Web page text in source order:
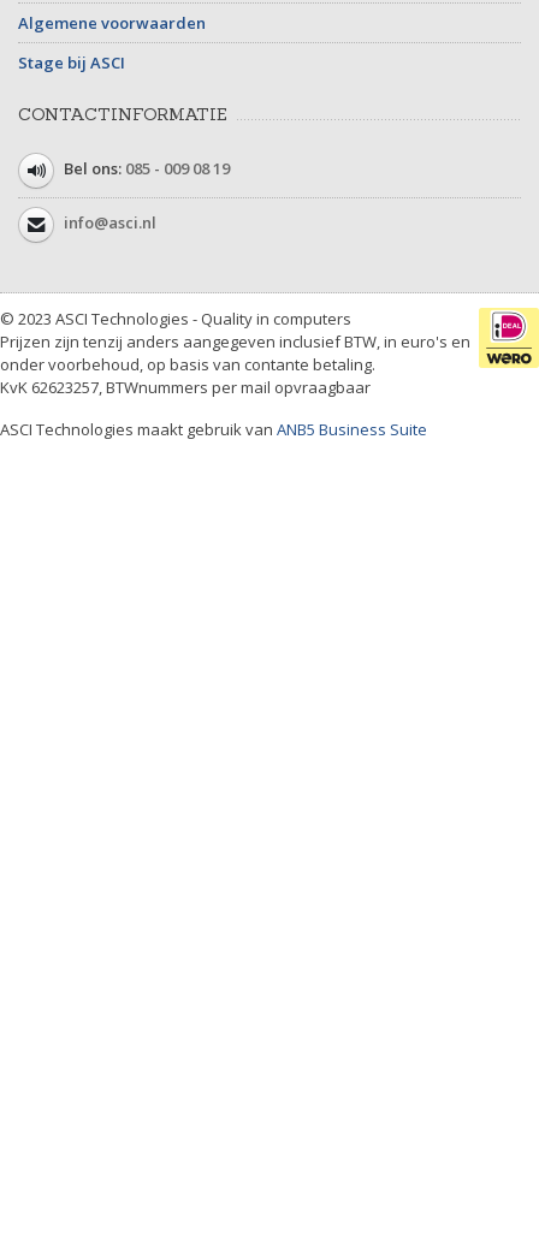
Algemene voorwaarden
Stage bij ASCI
CONTACTINFORMATIE
Bel ons: 085 - 009 08 19
info@asci.nl
© 2023 ASCI Technologies - Quality in computers
Prijzen zijn tenzij anders aangegeven inclusief BTW, in euro's en
onder voorbehoud, op basis van contante betaling.
KvK 62623257, BTWnummers per mail opvraagbaar
ASCI Technologies maakt gebruik van ANB5 Business Suite